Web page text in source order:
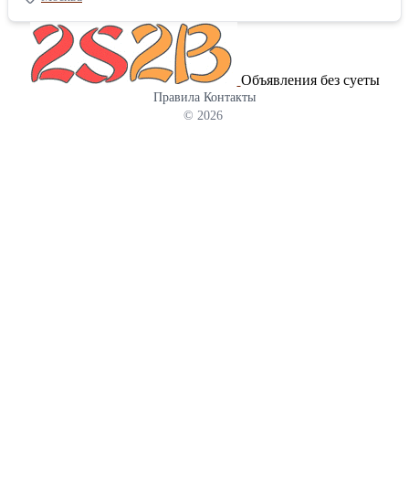
можете на нашем сайте
Объявления без суеты
Правила Контакты
© 2026